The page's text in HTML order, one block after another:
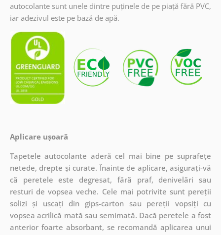
autocolante sunt unele dintre puținele de pe piață fără PVC,
iar adezivul este pe bază de apă.
Aplicare ușoară
Tapetele autocolante aderă cel mai bine pe suprafețe
netede, drepte și curate. Înainte de aplicare, asigurați-vă
că peretele este degresat, fără praf, denivelări sau
resturi de vopsea veche. Cele mai potrivite sunt pereții
solizi și uscați din gips-carton sau pereții vopsiți cu
vopsea acrilică mată sau semimată. Dacă peretele a fost
anterior foarte absorbant, se recomandă aplicarea unui